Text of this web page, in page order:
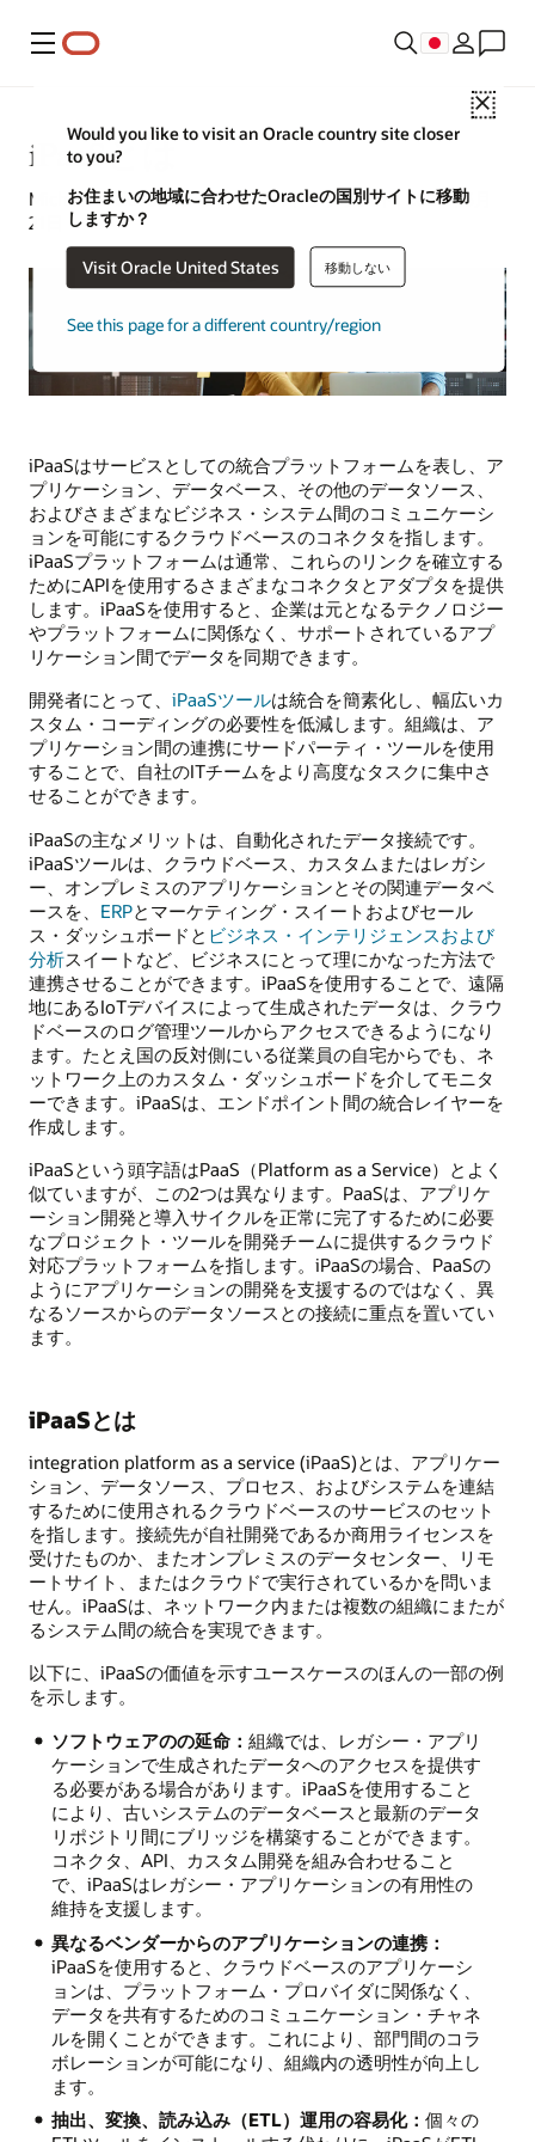
メニュー
Close
Would you like to visit an Oracle country site closer
to you?
お住まいの地域に合わせたOracleの国別サイトに移動
しますか？
Visit Oracle United States 移動しない
See this page for a different country/region
iPaaSとは
Michael Hickins|コンテンツ・ストラテジスト| 2024年3月
21日
iPaaSはサービスとしての統合プラットフォームを表し、ア
プリケーション、データベース、その他のデータソース、
およびさまざまなビジネス・システム間のコミュニケーシ
ョンを可能にするクラウドベースのコネクタを指します。
iPaaSプラットフォームは通常、これらのリンクを確立する
ためにAPIを使用するさまざまなコネクタとアダプタを提供
します。iPaaSを使用すると、企業は元となるテクノロジー
やプラットフォームに関係なく、サポートされているアプ
リケーション間でデータを同期できます。
開発者にとって、 iPaaSツールは統合を簡素化し、幅広いカ
スタム・コーディングの必要性を低減します。組織は、ア
プリケーション間の連携にサードパーティ・ツールを使用
することで、自社のITチームをより高度なタスクに集中さ
せることができます。
iPaaSの主なメリットは、自動化されたデータ接続です。
iPaaSツールは、クラウドベース、カスタムまたはレガシ
ー、オンプレミスのアプリケーションとその関連データベ
ースを、 ERPとマーケティング・スイートおよびセール
ス・ダッシュボードと ビジネス・インテリジェンスおよび
分析スイートなど、ビジネスにとって理にかなった方法で
連携させることができます。iPaaSを使用することで、遠隔
地にあるIoTデバイスによって生成されたデータは、クラウ
ドベースのログ管理ツールからアクセスできるようになり
ます。たとえ国の反対側にいる従業員の自宅からでも、ネ
ットワーク上のカスタム・ダッシュボードを介してモニタ
ーできます。iPaaSは、エンドポイント間の統合レイヤーを
作成します。
iPaaSという頭字語はPaaS（Platform as a Service）とよく
似ていますが、この2つは異なります。PaaSは、アプリケ
ーション開発と導入サイクルを正常に完了するために必要
なプロジェクト・ツールを開発チームに提供するクラウド
対応プラットフォームを指します。iPaaSの場合、PaaSの
ようにアプリケーションの開発を支援するのではなく、異
なるソースからのデータソースとの接続に重点を置いてい
ます。
iPaaSとは
integration platform as a service (iPaaS)とは、アプリケー
ション、データソース、プロセス、およびシステムを連結
するために使用されるクラウドベースのサービスのセット
を指します。接続先が自社開発であるか商用ライセンスを
受けたものか、またオンプレミスのデータセンター、リモ
ートサイト、またはクラウドで実行されているかを問いま
せん。iPaaSは、ネットワーク内または複数の組織にまたが
るシステム間の統合を実現できます。
以下に、iPaaSの価値を示すユースケースのほんの一部の例
を示します。
ソフトウェアのの延命： 組織では、レガシー・アプリ
ケーションで生成されたデータへのアクセスを提供す
る必要がある場合があります。iPaaSを使用すること
により、古いシステムのデータベースと最新のデータ
リポジトリ間にブリッジを構築することができます。
コネクタ、API、カスタム開発を組み合わせること
で、iPaaSはレガシー・アプリケーションの有用性の
維持を支援します。
異なるベンダーからのアプリケーションの連携：
iPaaSを使用すると、クラウドベースのアプリケーシ
ョンは、プラットフォーム・プロバイダに関係なく、
データを共有するためのコミュニケーション・チャネ
ルを開くことができます。これにより、部門間のコラ
ボレーションが可能になり、組織内の透明性が向上し
ます。
抽出、変換、読み込み（ETL）運用の容易化： 個々の